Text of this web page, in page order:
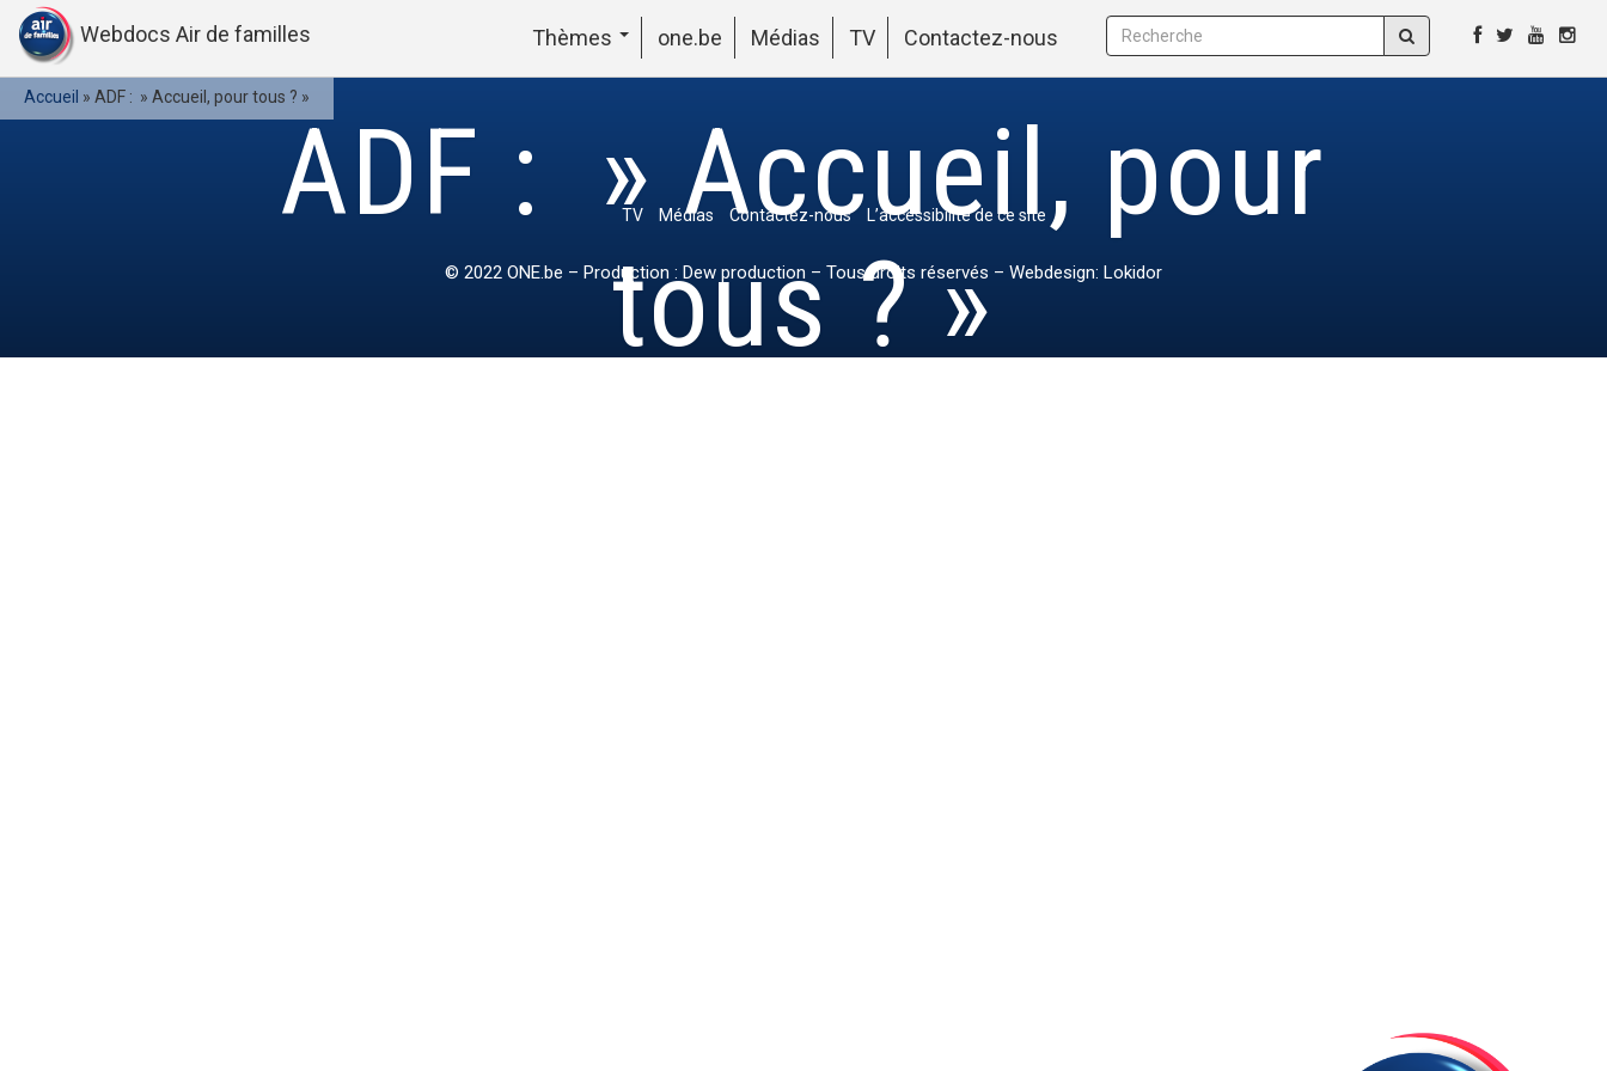
Webdocs Air de familles Thèmes one.be Médias TV Contactez-nous
Accueil » ADF : » Accueil, pour tous ? »
ADF : » Accueil, pour
tous ? »
TV Médias Contactez-nous L’accessibilité de ce site
© 2022 ONE.be – Production : Dew production – Tous droits réservés – Webdesign: Lokidor